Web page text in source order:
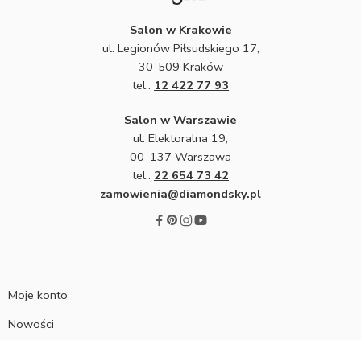
Salon w Krakowie
ul. Legionów Piłsudskiego 17,
30-509 Kraków
tel.: 12 422 77 93
Salon w Warszawie
ul. Elektoralna 19,
00–137 Warszawa
tel.: 22 654 73 42
zamowienia@diamondsky.pl
Moje konto
Nowości